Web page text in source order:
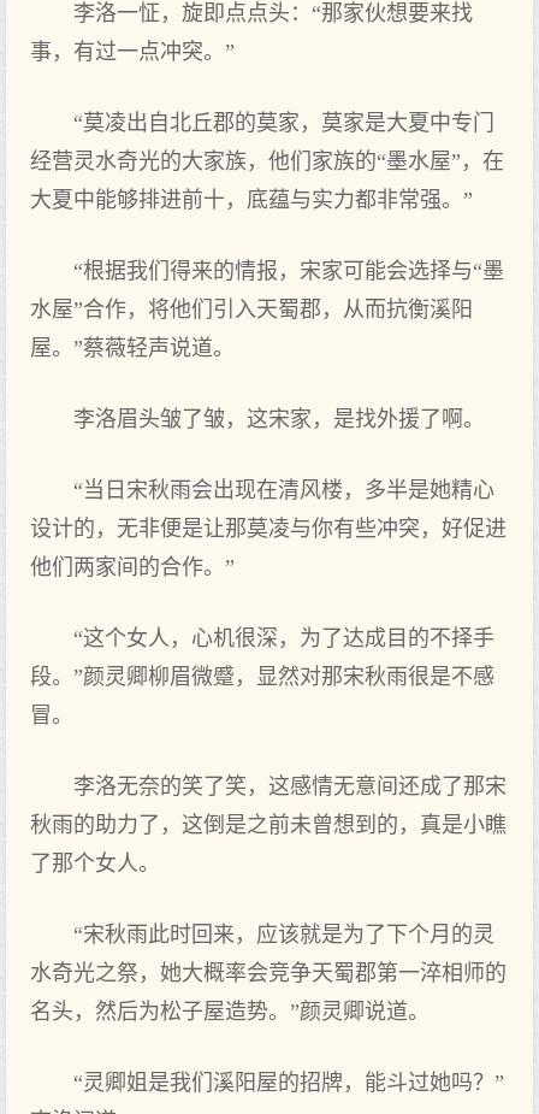
李洛一怔，旋即点点头：“那家伙想要来找
事，有过一点冲突。”
“莫凌出自北丘郡的莫家，莫家是大夏中专门
经营灵水奇光的大家族，他们家族的“墨水屋”，在
大夏中能够排进前十，底蕴与实力都非常强。”
“根据我们得来的情报，宋家可能会选择与“墨
水屋”合作，将他们引入天蜀郡，从而抗衡溪阳
屋。”蔡薇轻声说道。
李洛眉头皱了皱，这宋家，是找外援了啊。
“当日宋秋雨会出现在清风楼，多半是她精心
设计的，无非便是让那莫凌与你有些冲突，好促进
他们两家间的合作。”
“这个女人，心机很深，为了达成目的不择手
段。”颜灵卿柳眉微蹙，显然对那宋秋雨很是不感
冒。
李洛无奈的笑了笑，这感情无意间还成了那宋
秋雨的助力了，这倒是之前未曾想到的，真是小瞧
了那个女人。
“宋秋雨此时回来，应该就是为了下个月的灵
水奇光之祭，她大概率会竞争天蜀郡第一淬相师的
名头，然后为松子屋造势。”颜灵卿说道。
“灵卿姐是我们溪阳屋的招牌，能斗过她吗？”